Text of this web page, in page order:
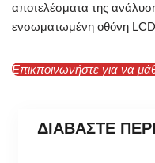
αποτελέσματα της
ενσωματωμένη οθόνη
Επικποινωνήστε για να
ΔΙΑΒΑΣΤΕ